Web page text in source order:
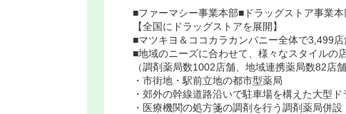
■ファーマシー事業本部■ドラッグストア事業
【全国にドラッグストアを展開】
■マツキヨ＆ココカラカンパニー全体で3,499
■地域のニーズに合わせて、様々なスタイルの
（調剤薬局数1002店舗、地域連携薬局数82
・市街地・駅前立地の都市型薬局
・郊外の幹線道路沿いで駐車場を構えた大型ド
・医療機関の処方箋の調剤を行う調剤薬局併設